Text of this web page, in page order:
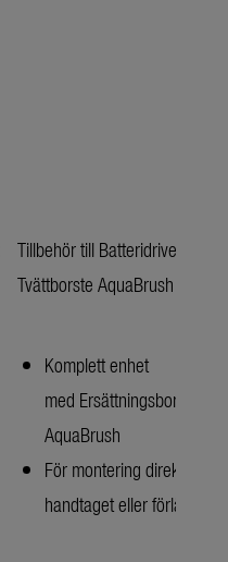
Tillbehör till Batteridriven
Tvättborste AquaBrush
Komplett enhet
med Ersättningsborste till
AquaBrush
För montering direkt på
handtaget eller